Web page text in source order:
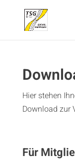
Hier stehen
Download zur
Für